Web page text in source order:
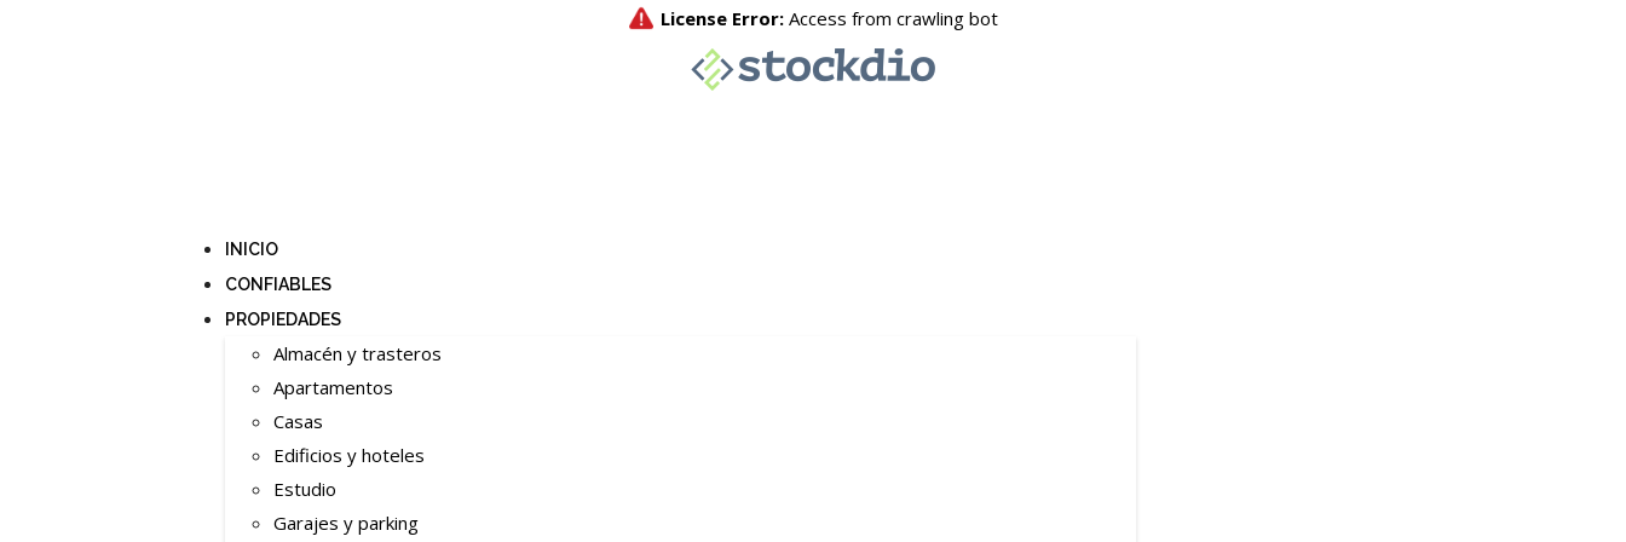
INICIO
CONFIABLES
PROPIEDADES
Almacén y trasteros
Apartamentos
Casas
Edificios y hoteles
Estudio
Garajes y parking